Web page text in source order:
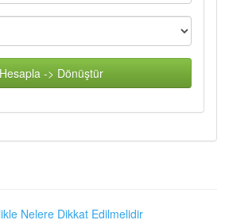
Hesapla -> Dönüştür
Nelere Dikkat Edilmelidir